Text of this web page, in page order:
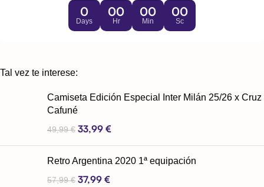
0
Days
00
Hr
00
Min
00
Sc
Tal vez te interese:
Camiseta Edición Especial Inter Milán 25/26 x Cruz
Cafuné
49,99€ 33,99 €
Retro Argentina 2020 1ª equipación
57,99€ 37,99 €